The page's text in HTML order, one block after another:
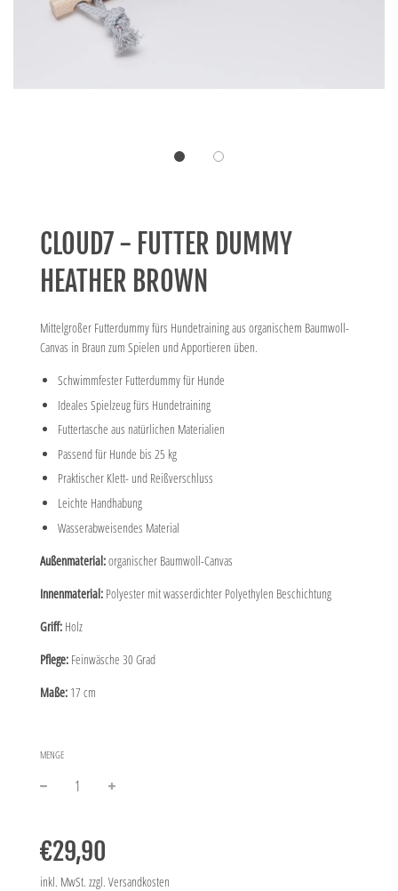
CLOUD7 - FUTTER DUMMY
HEATHER BROWN
Mittelgroßer Futterdummy fürs Hundetraining aus organischem Baumwoll-
Canvas in Braun zum Spielen und Apportieren üben.
Schwimmfester Futterdummy für Hunde
Ideales Spielzeug fürs Hundetraining
Futtertasche aus natürlichen Materialien
Passend für Hunde bis 25 kg
Praktischer Klett- und Reißverschluss
Leichte Handhabung
Wasserabweisendes Material
Außenmaterial:organischer Baumwoll-Canvas
Innenmaterial: Polyester mit wasserdichter Polyethylen Beschichtung
Griff: Holz
Pflege: Feinwäsche 30 Grad
Maße: 17 cm
MENGE
Preis
€29,90
inkl. MwSt. zzgl. Versandkosten